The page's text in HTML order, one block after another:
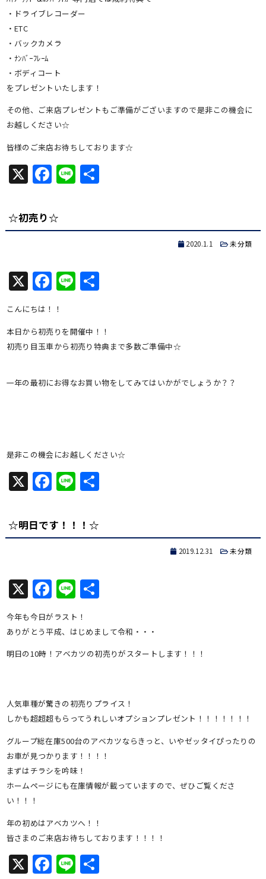
・ドライブレコーダー
・ETC
・バックカメラ
・ﾅﾝﾊﾞｰﾌﾚｰﾑ
・ボディコート
をプレゼントいたします！
その他、ご来店プレゼントもご準備がございますので是非この機会に
お越しください☆
皆様のご来店お待ちしております☆
X Facebook
Line共
☆初売り☆
2020.1.1 未分類
X Facebook
Line共
こんにちは！！
本日から初売りを開催中！！
初売り目玉車から初売り特典まで多数ご準備中☆
一年の最初にお得なお買い物をしてみてはいかがでしょうか？？
是非この機会にお越しください☆
X Facebook
Line共
☆明日です！！！☆
2019.12.31 未分類
X Facebook
Line共
今年も今日がラスト！
ありがとう平成、はじめまして令和・・・
明日の10時！アベカツの初売りがスタートします！！！
人気車種が驚きの初売りプライス！
しかも超超超もらってうれしいオプションプレゼント！！！！！！！
グループ総在庫500台のアベカツならきっと、いやゼッタイぴったりの
お車が見つかります！！！！
まずはチラシを吟味！
ホームページにも在庫情報が載っていますので、ぜひご覧くださ
い！！！
年の初めはアベカツへ！！
皆さまのご来店お待ちしております！！！！
X Facebook
Line共